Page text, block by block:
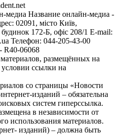
медиа Название онлайн-медиа -
02091, місто Київ,
172-Б, офіс 208/1 E-mail:
Телефон: 044-205-43-00
R40-06068
размещённых на
условии ссылки на
со страницы «Новости
изданий – обязательна
систем гиперссылка.
в независимости от
использования материалов.
изданий) – должна быть